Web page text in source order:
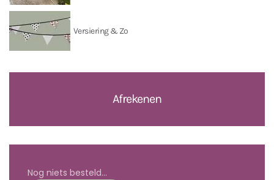
Versiering & Zo
Afrekenen
Nog niets besteld...